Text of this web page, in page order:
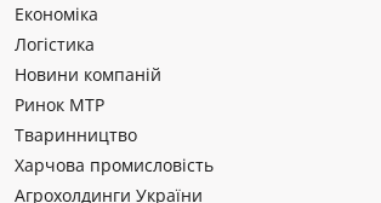
Економіка
Логістика
Новини компаній
Ринок МТР
Тваринництво
Харчова промисловість
Агрохолдинги України